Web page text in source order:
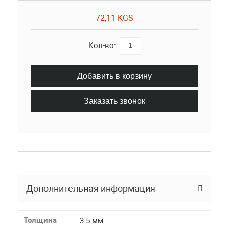
72,11 KGS
Кол-во:
Добавить в корзину
Заказать звонок
Дополнительная информация
Толщина 3.5 мм